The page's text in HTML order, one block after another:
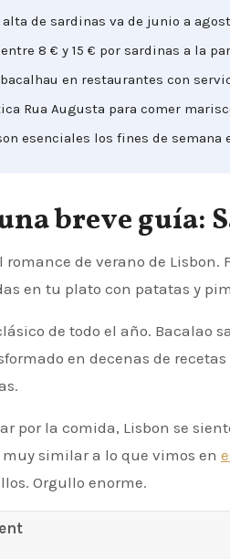
alta de sardinas va de junio a
8 € y 15 € por sardinas a la
en restaurantes con
Rua Augusta para comer
esenciales los fines de
breve guía:
romance de verano de Lisbon.
en tu plato con patatas y
de todo el año. Bacalao
en decenas de
por la comida, Lisbon se
similar a lo que vimos en
Orgullo enorme.